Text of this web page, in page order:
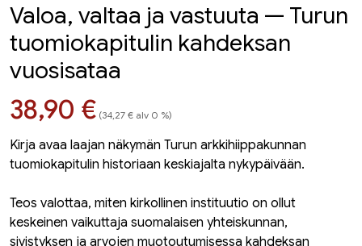
Valoa, valtaa ja vastuuta — Turun
tuomiokapitulin kahdeksan
vuosisataa
Hinta nyt
38,90 € (34,27 € alv 0 %)
Kirja avaa laajan näkymän Turun arkkihiippakunnan
tuomiokapitulin historiaan keskiajalta nykypäivään.
Teos valottaa, miten kirkollinen instituutio on ollut
keskeinen vaikuttaja suomalaisen yhteiskunnan,
sivistyksen ja arvojen muotoutumisessa kahdeksan